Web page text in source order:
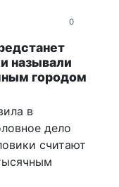
0
называли
городом
в
дело
считают